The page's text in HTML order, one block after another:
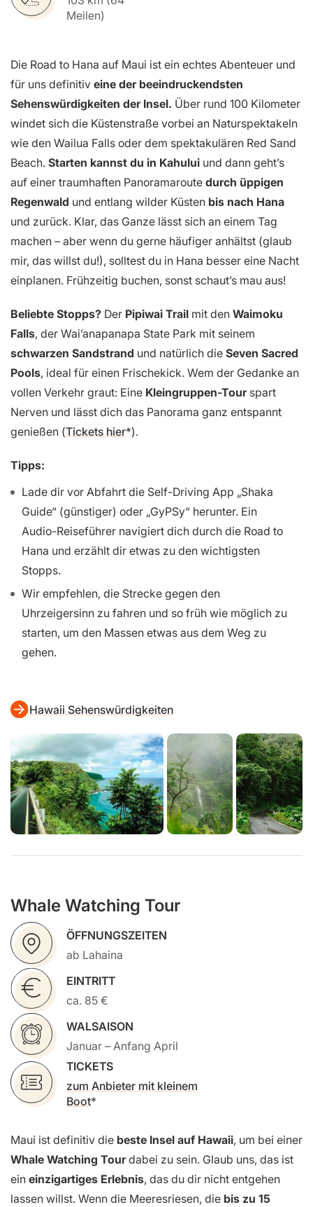
Meilen)
Die Road to Hana auf Maui ist ein echtes Abenteuer und
für uns definitiv eine der beeindruckendsten
Sehenswürdigkeiten der Insel. Über rund 100 Kilometer
windet sich die Küstenstraße vorbei an Naturspektakeln
wie den Wailua Falls oder dem spektakulären Red Sand
Beach. Starten kannst du in Kahului und dann geht’s
auf einer traumhaften Panoramaroute durch üppigen
Regenwald und entlang wilder Küsten bis nach Hana
und zurück. Klar, das Ganze lässt sich an einem Tag
machen – aber wenn du gerne häufiger anhältst (glaub
mir, das willst du!), solltest du in Hana besser eine Nacht
einplanen. Frühzeitig buchen, sonst schaut’s mau aus!
Beliebte Stopps? Der Pipiwai Trail mit den Waimoku
Falls, der Wai’anapanapa State Park mit seinem
schwarzen Sandstrand und natürlich die Seven Sacred
Pools, ideal für einen Frischekick. Wem der Gedanke an
vollen Verkehr graut: Eine Kleingruppen-Tourspart
Nerven und lässt dich das Panorama ganz entspannt
genießen (Tickets hier ).
Tipps:
Lade dir vor Abfahrt die Self-Driving App „Shaka
Guide“ (günstiger) oder „GyPSy“ herunter. Ein
Audio-Reiseführer navigiert dich durch die Road to
Hana und erzählt dir etwas zu den wichtigsten
Stopps.
Wir empfehlen, die Strecke gegen den
Uhrzeigersinn zu fahren und so früh wie möglich zu
starten, um den Massen etwas aus dem Weg zu
gehen.
Hawaii Sehenswürdigkeiten
Whale Watching Tour
ÖFFNUNGSZEITEN
ab Lahaina
EINTRITT
ca. 85 €
WALSAISON
Januar – Anfang April
TICKETS
zum Anbieter mit kleinem
Boot
Maui ist definitiv die beste Insel auf Hawaii, um bei einer
Whale Watching Tourdabei zu sein. Glaub uns, das ist
ein einzigartiges Erlebnis, das du dir nicht entgehen
lassen willst. Wenn die Meeresriesen, die bis zu 15